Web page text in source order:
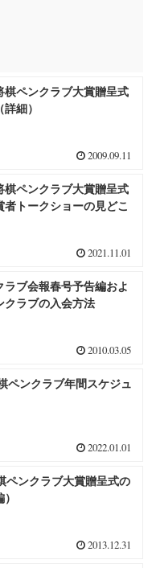
棋ペンクラブ大賞贈呈式
細）
2009.09.11
棋ペンクラブ大賞贈呈式
者トークショーの見どこ
2021.11.01
ラブ会報春号予告編およ
クラブの入会方法
2010.03.05
ペンクラブ年間スケジュ
2022.01.01
ペンクラブ大賞贈呈式の
2013.12.31